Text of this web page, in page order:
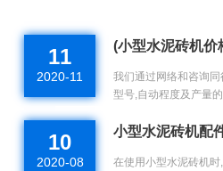
11
2020-11
我们通过网络和咨询
型号,自动程度及产量
10
2020-08
在使用小型水泥砖机